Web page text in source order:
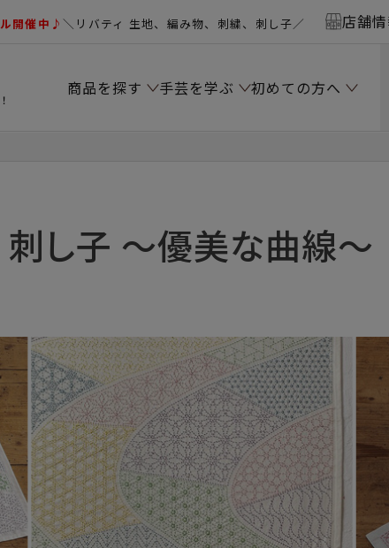
開催中♪＼リバティ 生地、編み物、刺繍、刺し子／ 店舗
商品を探す 手芸を学ぶ 初めての方へ
刺し子 ～優美な曲線～